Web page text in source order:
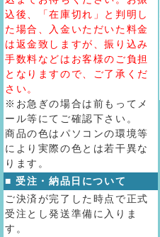
込後、「在庫切れ」と判明し
た場合、入金いただいた料金
は返金致しますが、振り込み
手数料などはお客様のご負担
となりますので、ご了承くだ
さい。
※お急ぎの場合は前もってメ
ール等にてご確認下さい。
商品の色はパソコンの環境等
により実際の色とは若干異な
ります。
■ 受注・納品日について
ご決済が完了した時点で正式
受注とし発送準備に入りま
す。